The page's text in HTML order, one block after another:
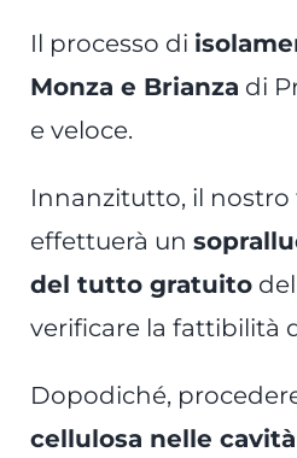
Il processo di
Monza e Brianza di
e veloce.
Innanzitutto, il
effettuerà un
del tutto gratuito
verificare la fattibilità
Dopodiché,
cellulosa nelle